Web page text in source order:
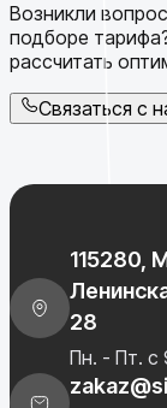
Возникли
подборе
рассчитать
Связаться с
115280,
28
Пн. - Пт. с